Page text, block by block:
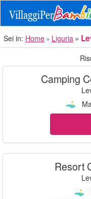
Sei in: Home Liguria
Camping
Resort